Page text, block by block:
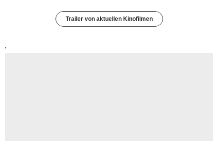
Trailer von aktuellen Kinofilmen
'